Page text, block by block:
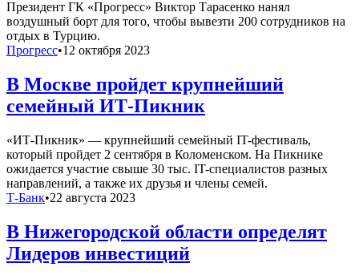
Президент ГК «Прогресс» Виктор Тарасенко нанял
воздушный борт для того, чтобы вывезти 200 сотрудников на
отдых в Турцию.
Прогресс•12 октября 2023
В Москве пройдет крупнейший
семейный ИТ-Пикник
«ИТ-Пикник» — крупнейший семейный IT-фестиваль,
который пройдет 2 сентября в Коломенском. На Пикнике
ожидается участие свыше 30 тыс. IT-специалистов разных
направлений, а также их друзья и члены семей.
Т-Банк•22 августа 2023
В Нижегородской области определят
Лидеров инвестиций